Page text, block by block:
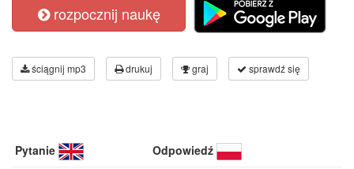
rozpocznij naukę
ściągnij mp3 drukuj graj sprawdź się
Pytanie Odpowiedź